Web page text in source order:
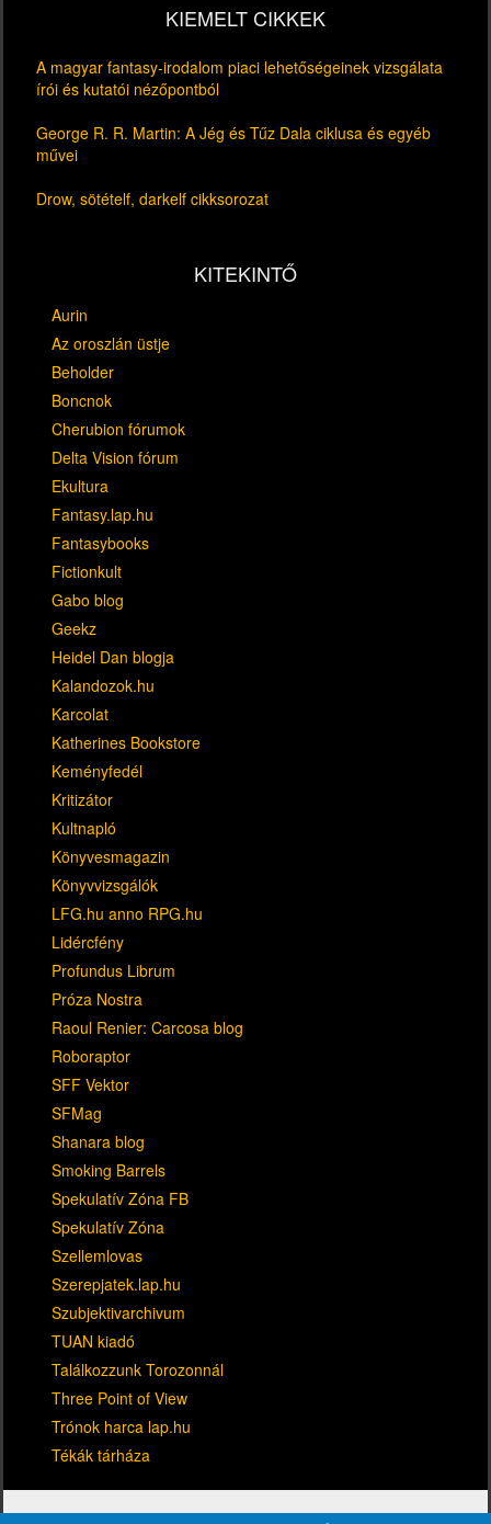
KIEMELT CIKKEK
A magyar fantasy-irodalom piaci lehetőségeinek vizsgálata
írói és kutatói nézőpontból
George R. R. Martin: A Jég és Tűz Dala ciklusa és egyéb
művei
Drow, sötételf, darkelf cikksorozat
KITEKINTŐ
Aurin
Az oroszlán üstje
Beholder
Boncnok
Cherubion fórumok
Delta Vision fórum
Ekultura
Fantasy.lap.hu
Fantasybooks
Fictionkult
Gabo blog
Geekz
Heidel Dan blogja
Kalandozok.hu
Karcolat
Katherines Bookstore
Keményfedél
Kritizátor
Kultnapló
Könyvesmagazin
Könyvvizsgálók
LFG.hu anno RPG.hu
Lidércfény
Profundus Librum
Próza Nostra
Raoul Renier: Carcosa blog
Roboraptor
SFF Vektor
SFMag
Shanara blog
Smoking Barrels
Spekulatív Zóna FB
Spekulatív Zóna
Szellemlovas
Szerepjatek.lap.hu
Szubjektivarchivum
TUAN kiadó
Találkozzunk Torozonnál
Three Point of View
Trónok harca lap.hu
Tékák tárháza